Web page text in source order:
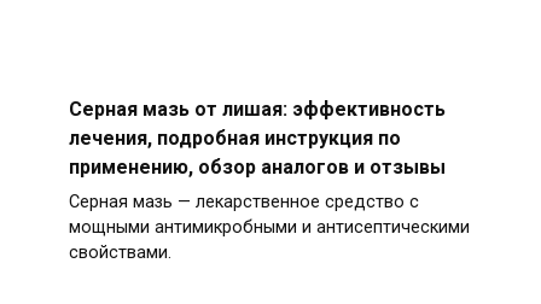
Серная мазь от лишая: эффективность
лечения, подробная инструкция по
применению, обзор аналогов и отзывы
Серная мазь — лекарственное средство с
мощными антимикробными и антисептическими
свойствами.